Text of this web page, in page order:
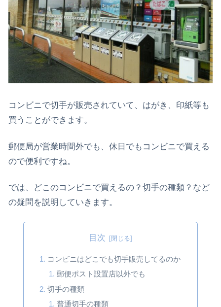
コンビニで切手が販売されていて、はがき、印紙等も
買うことができます。
郵便局が営業時間外でも、休日でもコンビニで買える
ので便利ですね。
では、どこのコンビニで買えるの？切手の種類？など
の疑問を説明していきます。
目次
コンビニはどこでも切手販売してるのか
郵便ポスト設置店以外でも
切手の種類
普通切手の種類